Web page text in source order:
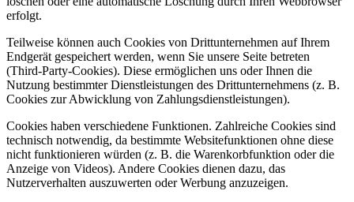
erfolgt.
Teilweise können auch Cookies von Drittunternehmen auf Ihrem
Endgerät gespeichert werden, wenn Sie unsere Seite betreten
(Third-Party-Cookies). Diese ermöglichen uns oder Ihnen die
Nutzung bestimmter Dienstleistungen des Drittunternehmens (z. B.
Cookies zur Abwicklung von Zahlungsdienstleistungen).
Cookies haben verschiedene Funktionen. Zahlreiche Cookies sind
technisch notwendig, da bestimmte Websitefunktionen ohne diese
nicht funktionieren würden (z. B. die Warenkorbfunktion oder die
Anzeige von Videos). Andere Cookies dienen dazu, das
Nutzerverhalten auszuwerten oder Werbung anzuzeigen.